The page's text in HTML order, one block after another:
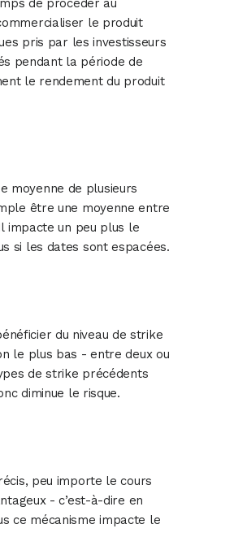
de procéder au
le produit
pris par les investisseurs
pendant la période de
le rendement du produit
moyenne de plusieurs
être une moyenne entre
impacte un peu plus le
si les dates sont espacées.
du niveau de strike
le plus bas - entre deux ou
de strike précédents
diminue le risque.
peu importe le cours
- c’est-à-dire en
ce mécanisme impacte le